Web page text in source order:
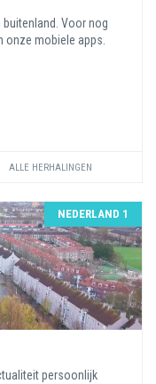
Voor nog
onze mobiele apps.
ALLE HERHALINGEN
NEDERLAND 1
persoonlijk